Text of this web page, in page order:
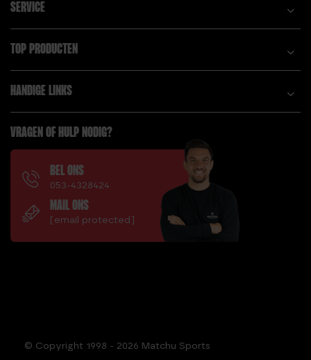
SERVICE
TOP PRODUCTEN
HANDIGE LINKS
VRAGEN OF HULP NODIG?
BEL ONS
053-4328424
MAIL ONS
[email protected]
© Copyright 1998 - 2026 Matchu Sports